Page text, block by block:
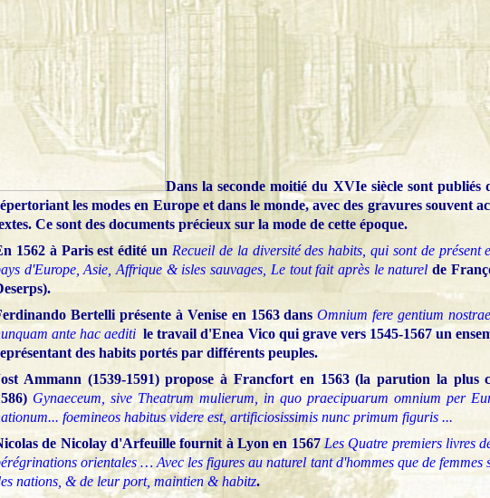
Dans la seconde moitié du XVIe siècle sont publiés
les modes en Europe et dans le monde, avec des gravures souvent
Ce sont des documents précieux sur la mode de cette époque.
1562 à Paris est édité un Recueil de la diversité des habits, qui sont de présent
d'Europe, Asie, Affrique & isles sauvages, Le tout fait après le naturel de
Bertelli présente à Venise en 1563 dans Omnium fere gentium
ante hac aediti le travail d'Enea Vico qui grave vers 1545-1567 un
des habits portés par différents peuples.
Ammann (1539-1591) propose à Francfort en 1563 (la parution la plus
Gynaeceum, sive Theatrum mulierum, in quo praecipuarum omnium per
foemineos habitus videre est, artificiosissimis nunc primum figuris ...
de Nicolay d'Arfeuille fournit à Lyon en 1567 Les Quatre premiers livres
orientales … Avec les figures au naturel tant d'hommes que de femmes
nations, & de leur port, maintien & habitz.